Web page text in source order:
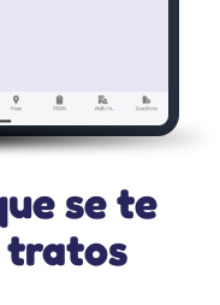
se te
tratos